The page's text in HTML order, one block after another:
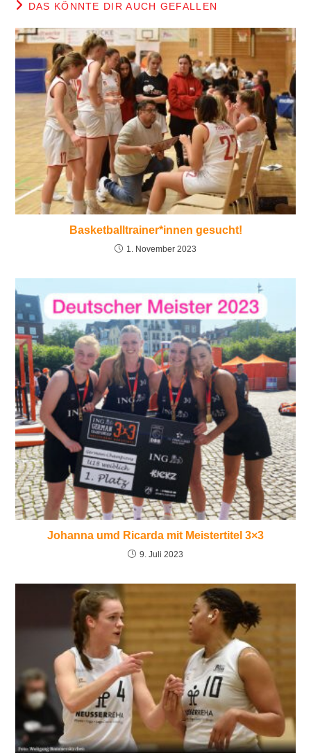
DAS KÖNNTE DIR AUCH GEFALLEN
Basketballtrainer*innen gesucht!
1. November 2023
Johanna umd Ricarda mit Meistertitel 3×3
9. Juli 2023